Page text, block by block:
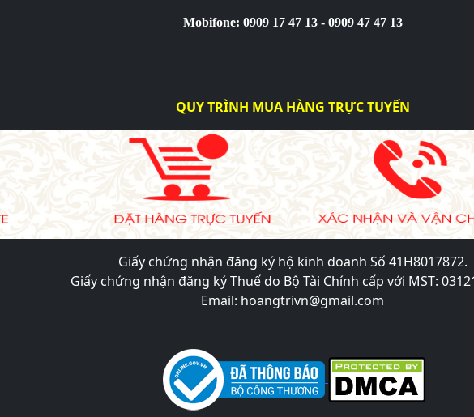
Mobifone: 0909 17 47 13 - 0909 47 47 13
QUY TRÌNH MUA HÀNG TRỰC TUYẾN
Giấy chứng nhận đăng ký hộ kinh doanh Số 41H8017872.
Giấy chứng nhận đăng ký Thuế do Bộ Tài Chính cấp với MST:
Email: hoangtrivn@gmail.com